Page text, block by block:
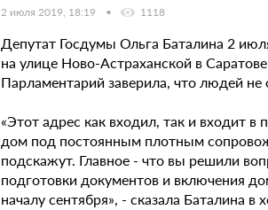
2 июля 2019, 18:19 1118
Депутат Госдумы Ольга Баталина 2
на улице Ново-Астраханской в
Парламентарий заверила, что людей
«Этот адрес как входил, так и входит
дом под постоянным плотным
подскажут. Главное - что вы решили
подготовки документов и включения
началу сентября», - сказала Баталина в